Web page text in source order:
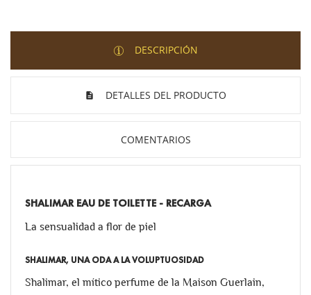
DESCRIPCIÓN
DETALLES DEL PRODUCTO
COMENTARIOS
SHALIMAR EAU DE TOILETTE - RECARGA
La sensualidad a flor de piel
SHALIMAR, UNA ODA A LA VOLUPTUOSIDAD
Shalimar, el mítico perfume de la Maison Guerlain,